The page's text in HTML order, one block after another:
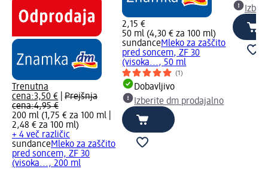
Trenutna
cena:3,50 €
Prejšnja
cena:4,95 €
200 ml (1,75 € za 100 ml |
2,48 € za 100 ml)
+ 4 več različic
sundanceMleko za zaščito
pred soncem, ZF 30
(visoka..., 200 ml
2,15 €
50 ml (4,30 € za 100 ml)
sundanceMleko za zaščito
pred soncem, ZF 30
(visoka..., 50 ml
(1)
Dobavljivo
Izberite dm prodajalno